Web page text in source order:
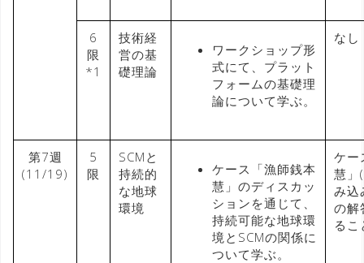
6
限
*1
技術経
営の基
礎理論
ワークショップ形
式にて、プラット
フォームの基礎理
論について学ぶ。
なし
第7週
(11/19)
5
限
SCMと
持続的
な地球
環境
ケース「漁師銭本
慧」のディスカッ
ションを通じて、
持続可能な地球環
境とSCMの関係に
ついて学ぶ。
ケー
慧」
み込
の解
るこ